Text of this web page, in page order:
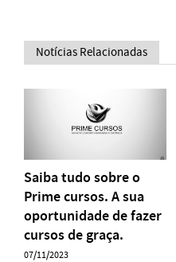
Notícias Relacionadas
Saiba tudo sobre o
Prime cursos. A sua
oportunidade de fazer
cursos de graça.
07/11/2023